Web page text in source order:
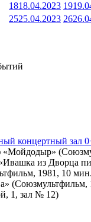
1818.04.2023 19
2525.04.2023 26
концертный зал
«Мойдодыр»
из Дворца
1981, 10
(Союзмультфильм,
1, зал № 12)